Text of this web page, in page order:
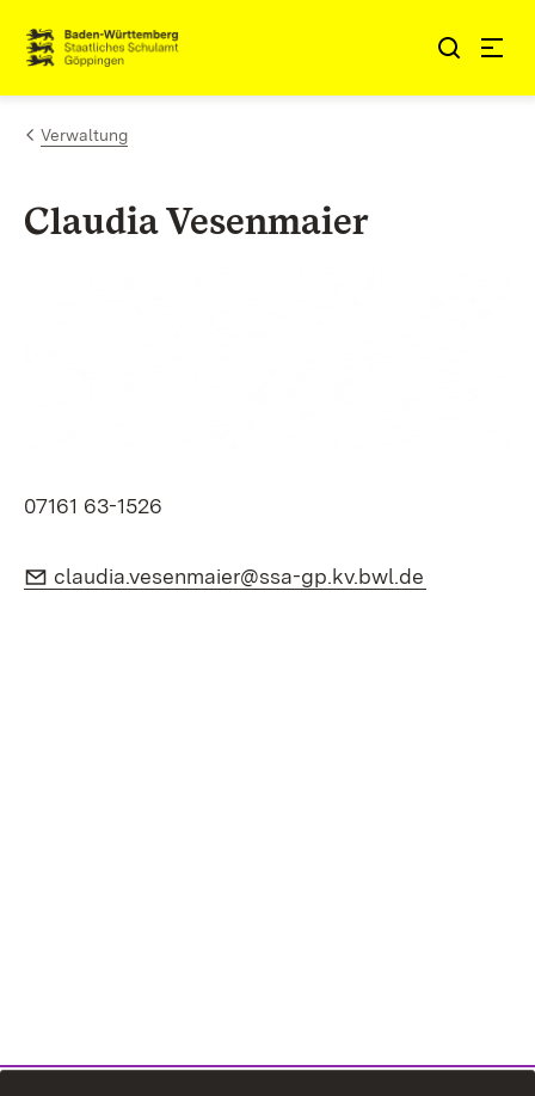
Zum Inhalt springen
Link zur Startseite
Verwaltung
Claudia Vesenmaier
07161 63-1526
E-Mail:
claudia.vesenmaier@ssa-gp.kv.bwl.de